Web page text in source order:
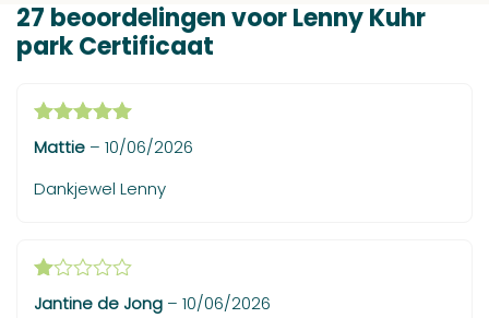
27 beoordelingen voorLenny Kuhr
park Certificaat
Gewaardeerd
5uit 5
Mattie – 10/06/2026
Dankjewel Lenny
Gewaardeerd
1
Jantine de Jong – 10/06/2026